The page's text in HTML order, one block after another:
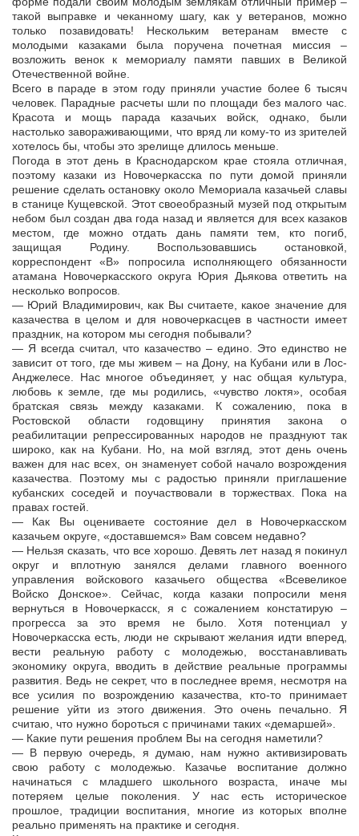
такой выправке и чеканному шагу, как у ветеранов, можно
только позавидовать! Нескольким ветеранам вместе с
молодыми казаками была поручена почетная миссия –
возложить венок к мемориалу памяти павших в Великой
Отечественной войне.
Всего в параде в этом году приняли участие более 6 тысяч
человек. Парадные расчеты шли по площади без малого час.
Красота и мощь парада казачьих войск, однако, были
настолько завораживающими, что вряд ли кому-то из зрителей
хотелось бы, чтобы это зрелище длилось меньше.
Погода в этот день в Краснодарском крае стояла отличная,
поэтому казаки из Новочеркасска по пути домой приняли
решение сделать остановку около Мемориала казачьей славы
в станице Кущевской. Этот своеобразный музей под открытым
небом был создан два года назад и является для всех казаков
местом, где можно отдать дань памяти тем, кто погиб,
защищая Родину. Воспользовавшись остановкой,
корреспондент «В» попросила исполняющего обязанности
атамана Новочеркасского округа Юрия Дьякова ответить на
несколько вопросов.
— Юрий Владимирович, как Вы считаете, какое значение для
казачества в целом и для новочеркасцев в частности имеет
праздник, на котором мы сегодня побывали?
— Я всегда считал, что казачество – едино. Это единство не
зависит от того, где мы живем – на Дону, на Кубани или в Лос-
Анджелесе. Нас многое объединяет, у нас общая культура,
любовь к земле, где мы родились, «чувство локтя», особая
братская связь между казаками. К сожалению, пока в
Ростовской области годовщину принятия закона о
реабилитации репрессированных народов не празднуют так
широко, как на Кубани. Но, на мой взгляд, этот день очень
важен для нас всех, он знаменует собой начало возрождения
казачества. Поэтому мы с радостью приняли приглашение
кубанских соседей и поучаствовали в торжествах. Пока на
правах гостей.
— Как Вы оцениваете состояние дел в Новочеркасском
казачьем округе, «доставшемся» Вам совсем недавно?
— Нельзя сказать, что все хорошо. Девять лет назад я покинул
округ и вплотную занялся делами главного военного
управления войскового казачьего общества «Всевеликое
Войско Донское». Сейчас, когда казаки попросили меня
вернуться в Новочеркасск, я с сожалением констатирую –
прогресса за это время не было. Хотя потенциал у
Новочеркасска есть, люди не скрывают желания идти вперед,
вести реальную работу с молодежью, восстанавливать
экономику округа, вводить в действие реальные программы
развития. Ведь не секрет, что в последнее время, несмотря на
все усилия по возрождению казачества, кто-то принимает
решение уйти из этого движения. Это очень печально. Я
считаю, что нужно бороться с причинами таких «демаршей».
— Какие пути решения проблем Вы на сегодня наметили?
— В первую очередь, я думаю, нам нужно активизировать
свою работу с молодежью. Казачье воспитание должно
начинаться с младшего школьного возраста, иначе мы
потеряем целые поколения. У нас есть историческое
прошлое, традиции воспитания, многие из которых вполне
реально применять на практике и сегодня.